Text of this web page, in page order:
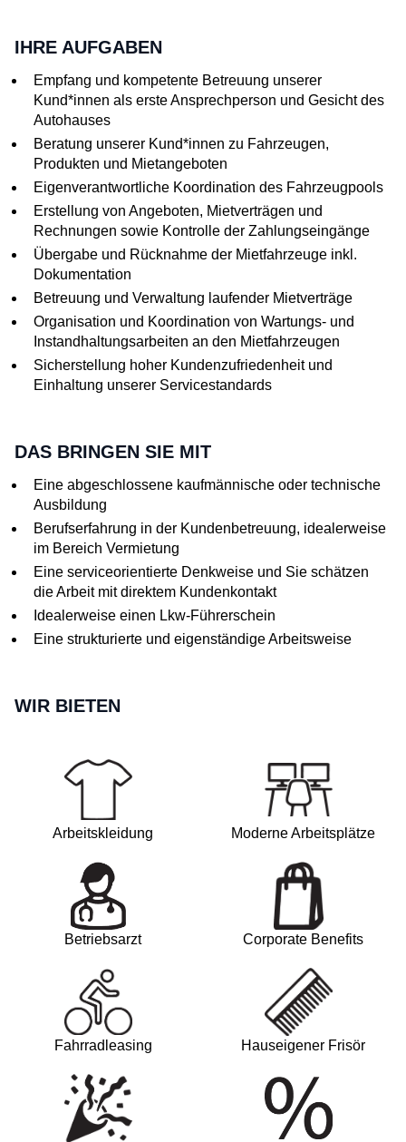
IHRE AUFGABEN
Empfang und kompetente Betreuung unserer
Kund*innen als erste Ansprechperson und Gesicht des
Autohauses
Beratung unserer Kund*innen zu Fahrzeugen,
Produkten und Mietangeboten
Eigenverantwortliche Koordination des Fahrzeugpools
Erstellung von Angeboten, Mietverträgen und
Rechnungen sowie Kontrolle der Zahlungseingänge
Übergabe und Rücknahme der Mietfahrzeuge inkl.
Dokumentation
Betreuung und Verwaltung laufender Mietverträge
Organisation und Koordination von Wartungs- und
Instandhaltungsarbeiten an den Mietfahrzeugen
Sicherstellung hoher Kundenzufriedenheit und
Einhaltung unserer Servicestandards
DAS BRINGEN SIE MIT
Eine abgeschlossene kaufmännische oder technische
Ausbildung
Berufserfahrung in der Kundenbetreuung, idealerweise
im Bereich Vermietung
Eine serviceorientierte Denkweise und Sie schätzen
die Arbeit mit direktem Kundenkontakt
Idealerweise einen Lkw-Führerschein
Eine strukturierte und eigenständige Arbeitsweise
WIR BIETEN
Arbeitskleidung Moderne Arbeitsplätze
Betriebsarzt Corporate Benefits
Fahrradleasing Hauseigener Frisör